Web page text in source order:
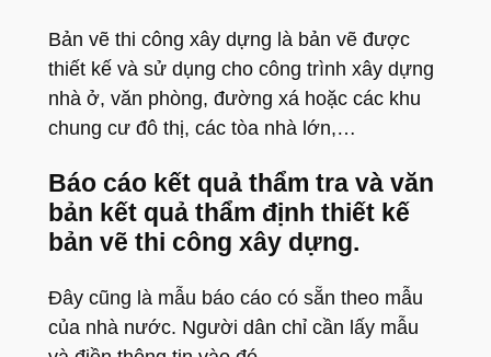
Bản vẽ thi công xây dựng là bản vẽ được
thiết kế và sử dụng cho công trình xây dựng
nhà ở, văn phòng, đường xá hoặc các khu
chung cư đô thị, các tòa nhà lớn,…
Báo cáo kết quả thẩm tra và văn
bản kết quả thẩm định thiết kế
bản vẽ thi công xây dựng.
Đây cũng là mẫu báo cáo có sẵn theo mẫu
của nhà nước. Người dân chỉ cần lấy mẫu